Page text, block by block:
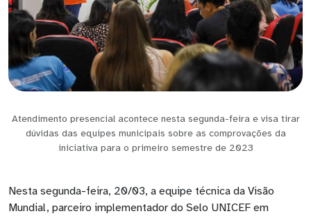
Atendimento presencial acontece nesta segunda-feira e visa tirar
dúvidas das equipes municipais sobre as comprovações da
iniciativa para o primeiro semestre de 2023
Nesta segunda-feira, 20/03, a equipe técnica da Visão
Mundial, parceiro implementador do Selo UNICEF em